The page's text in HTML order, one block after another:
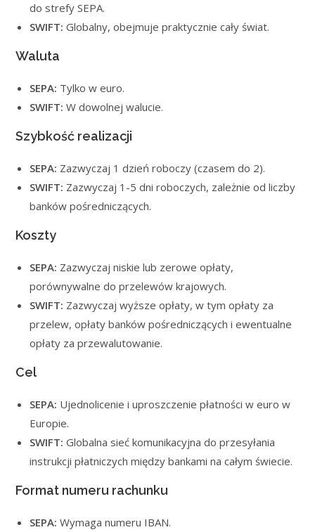
do strefy SEPA.
SWIFT: Globalny, obejmuje praktycznie cały świat.
Waluta
SEPA: Tylko w euro.
SWIFT: W dowolnej walucie.
Szybkość realizacji
SEPA: Zazwyczaj 1 dzień roboczy (czasem do 2).
SWIFT: Zazwyczaj 1-5 dni roboczych, zależnie od liczby
banków pośredniczących.
Koszty
SEPA: Zazwyczaj niskie lub zerowe opłaty,
porównywalne do przelewów krajowych.
SWIFT: Zazwyczaj wyższe opłaty, w tym opłaty za
przelew, opłaty banków pośredniczących i ewentualne
opłaty za przewalutowanie.
Cel
SEPA: Ujednolicenie i uproszczenie płatności w euro w
Europie.
SWIFT: Globalna sieć komunikacyjna do przesyłania
instrukcji płatniczych między bankami na całym świecie.
Format numeru rachunku
SEPA: Wymaga numeru IBAN.